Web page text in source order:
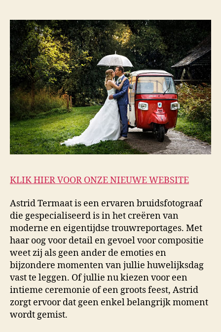
KLIK HIER VOOR ONZE NIEUWE WEBSITE
Astrid Termaat is een ervaren bruidsfotograaf
die gespecialiseerd is in het creëren van
moderne en eigentijdse trouwreportages. Met
haar oog voor detail en gevoel voor compositie
weet zij als geen ander de emoties en
bijzondere momenten van jullie huwelijksdag
vast te leggen. Of jullie nu kiezen voor een
intieme ceremonie of een groots feest, Astrid
zorgt ervoor dat geen enkel belangrijk moment
wordt gemist.